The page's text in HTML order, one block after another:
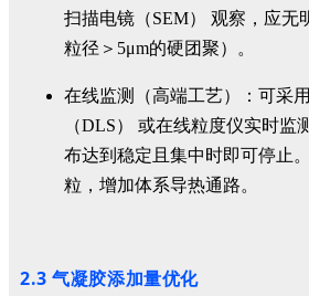
扫描电镜（SEM） 观察，应无
粒径＞5μm的硬团聚）。
在线监测（高端工艺）：可采
（DLS） 或在线粒度仪实时监
布达到稳定且集中时即可停止
粒，增加体系导热通路。
2.3 气凝胶添加量优化